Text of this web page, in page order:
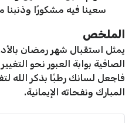
سعينا فيه مشكورًا وذنبنا
الملخص
يمثل استقبال شهر رمضان
الصافية بوابة العبور نحو
فاجعل لسانك رطبًا بذكر الله
المبارك ونفحاته الإيمانية.